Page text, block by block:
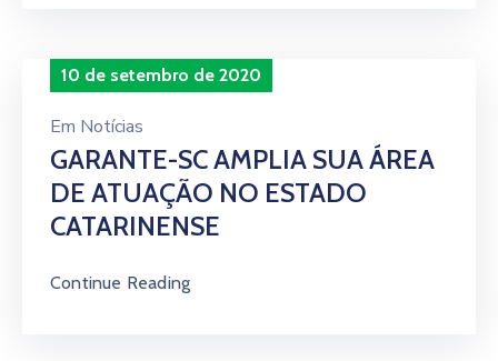
10 de setembro de 2020
Em Notícias
GARANTE-SC AMPLIA SUA ÁREA
DE ATUAÇÃO NO ESTADO
CATARINENSE
Continue Reading